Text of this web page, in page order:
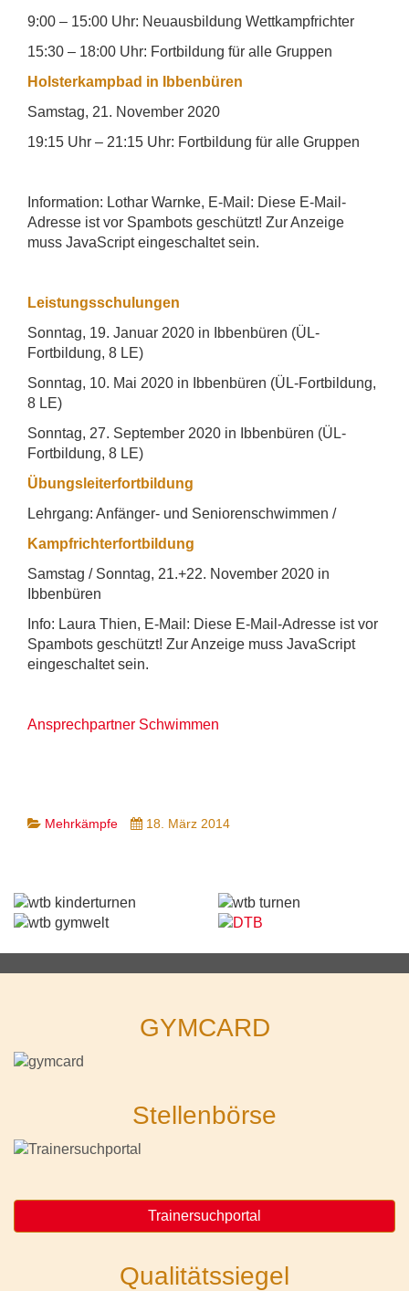
9:00 – 15:00 Uhr: Neuausbildung Wettkampfrichter
15:30 – 18:00 Uhr: Fortbildung für alle Gruppen
Holsterkampbad in Ibbenbüren
Samstag, 21. November 2020
19:15 Uhr – 21:15 Uhr: Fortbildung für alle Gruppen
Information: Lothar Warnke, E-Mail: Diese E-Mail-
Adresse ist vor Spambots geschützt! Zur Anzeige
muss JavaScript eingeschaltet sein.
Leistungsschulungen
Sonntag, 19. Januar 2020 in Ibbenbüren (ÜL-
Fortbildung, 8 LE)
Sonntag, 10. Mai 2020 in Ibbenbüren (ÜL-Fortbildung,
8 LE)
Sonntag, 27. September 2020 in Ibbenbüren (ÜL-
Fortbildung, 8 LE)
Übungsleiterfortbildung
Lehrgang: Anfänger- und Seniorenschwimmen /
Kampfrichterfortbildung
Samstag / Sonntag, 21.+22. November 2020 in
Ibbenbüren
Info: Laura Thien, E-Mail: Diese E-Mail-Adresse ist vor
Spambots geschützt! Zur Anzeige muss JavaScript
eingeschaltet sein.
Ansprechpartner Schwimmen
Mehrkämpfe 18. März 2014
GYMCARD
Stellenbörse
Trainersuchportal
Qualitätssiegel